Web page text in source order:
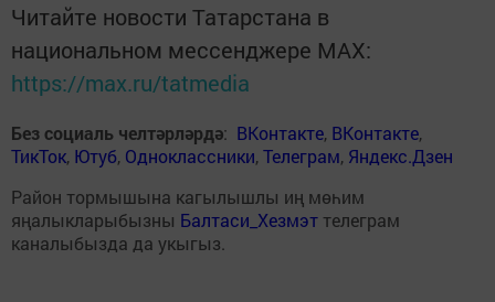
Читайте новости Татарстана в
национальном мессенджере MАХ:
https://max.ru/tatmedia
Без социаль челтәрләрдә: ВКонтакте, ВКонтакте,
ТикТок, Ютуб, Одноклассники,Телеграм, Яндекс.Дзен
Район тормышына кагылышлы иң мөһим
яңалыкларыбызны Балтаси_Хезмэт телеграм
каналыбызда да укыгыз.